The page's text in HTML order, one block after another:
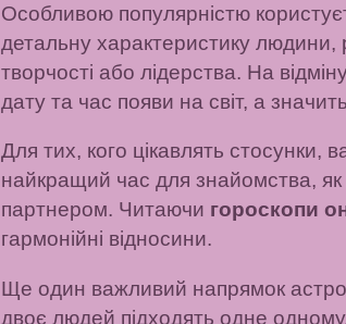
Особливою популярністю
детальну характеристику людини,
творчості або лідерства. На
дату та час появи на світ, а
Для тих, кого цікавлять стосунки,
найкращий час для знайомства, як
партнером. Читаючи гороскопи
гармонійні відносини.
Ще один важливий напрямок
двоє людей підходять одне